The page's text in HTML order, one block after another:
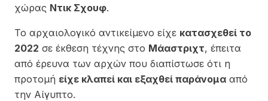
χώρας Ντικ Σχουφ.
Το αρχαιολογικό αντικείμενο είχε κατασχεθεί το
2022 σε έκθεση τέχνης στο Μάαστριχτ, έπειτα
από έρευνα των αρχών που διαπίστωσε ότι η
προτομή είχε κλαπεί και εξαχθεί παράνομα από
την Αίγυπτο.